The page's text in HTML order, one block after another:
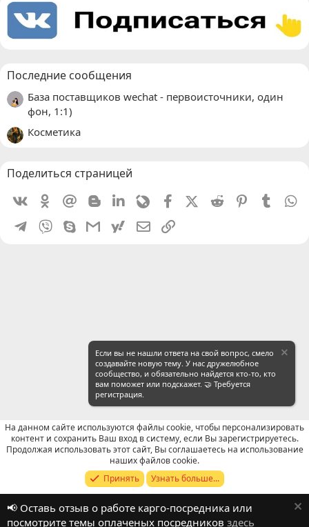
Последние сообщения
База поставщиков wechat - первоисточники, один
фон, 1:1)
Косметика
Поделиться страницей
VkontakteOdnoklassniki
Mail.ru BloggerLinkedin
LivejournalFacebookX (Twitter)
Reddit PinterestTumblr
Telegram
Viber SkypeGmailyahoomailЭлектронная почта
Отзывы о работе посредников
Russian (RU)
Обратная связь
Условия и правила
Политика конфиденциальности
Помощь R
Если вы не нашли ответа на свой вопрос, смело
создавайте новую тему. У нас дружелюбное
сообщество, и обязательно найдется кто-то, кто
вам поможет или подскажет. 🤝 Требуется
регистрация.
На данном сайте используются файлы cookie, чтобы персонализировать
контент и сохранить Ваш вход в систему, если Вы зарегистрируетесь.
Продолжая использовать этот сайт, Вы соглашаетесь на использование
наших файлов cookie.
Принять
Узнать больше...
📢 Оставь отзыв о работе карго-посредника или
посмотрите темы оплаченых посредников здесь